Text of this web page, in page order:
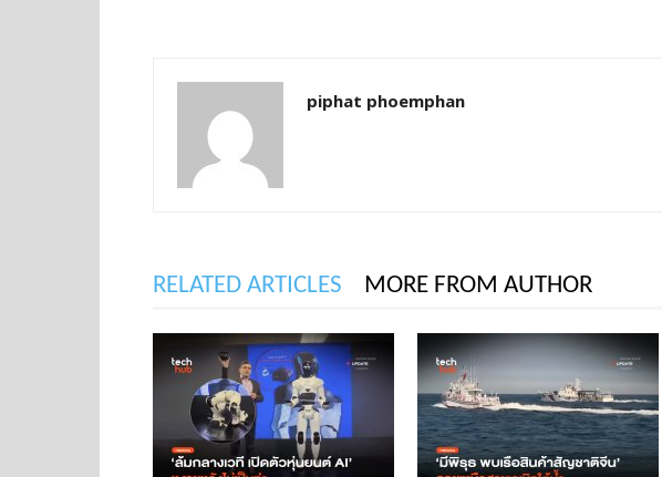
piphat phoemphan
RELATED ARTICLES MORE FROM AUTHOR